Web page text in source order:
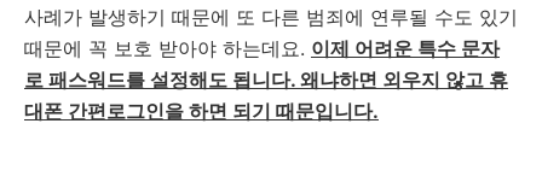
사례가 발생하기 때문에 또 다른 범죄에 연루될 수도 있기
때문에 꼭 보호 받아야 하는데요. 이제 어려운 특수 문자
로 패스워드를 설정해도 됩니다. 왜냐하면 외우지 않고 휴
대폰 간편로그인을 하면 되기 때문입니다.